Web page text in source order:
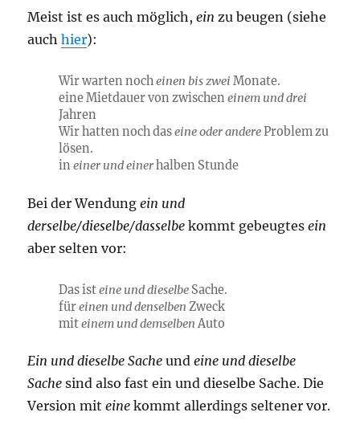
Meist ist es auch möglich,ein zu beugen (siehe
auchhier):
Wir warten nocheinen bis zwei Monate.
eine Mietdauer von zwischen einem und drei
Jahren
Wir hatten noch daseine oder andereProblem zu
lösen.
in einer und einerhalben Stunde
Bei der Wendungein und
derselbe/dieselbe/dasselbe kommt gebeugtesein
aber selten vor:
Das isteine und dieselbeSache.
füreinen und denselben Zweck
miteinem und demselben Auto
Ein und dieselbe Sache undeine und dieselbe
Sache sind also fast ein und dieselbe Sache. Die
Version miteine kommt allerdings seltener vor.